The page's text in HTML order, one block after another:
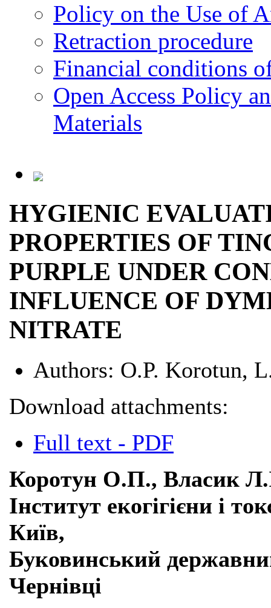
Policy on the Use of
Retraction procedure
Financial conditions
Open Access Policy
Materials
HYGIENIC
PROPERTIES OF
PURPLE UNDER
INFLUENCE OF
NITRATE
Authors: О.P. Korotun,
Download attachments:
Full text - PDF
Коротун О.П., Власик
Інститут екогігієни і
Київ,
Буковинський
Чернівці